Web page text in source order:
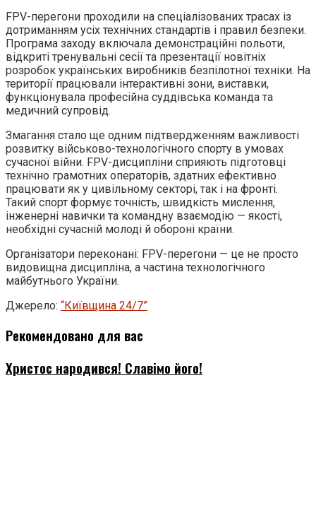
FPV-перегони проходили на спеціалізованих трасах із
дотриманням усіх технічних стандартів і правил безпеки.
Програма заходу включала демонстраційні польоти,
відкриті тренувальні сесії та презентації новітніх
розробок українських виробників безпілотної техніки. На
території працювали інтерактивні зони, виставки,
функціонувала професійна суддівська команда та
медичний супровід.
Змагання стало ще одним підтвердженням важливості
розвитку військово-технологічного спорту в умовах
сучасної війни. FPV-дисципліни сприяють підготовці
технічно грамотних операторів, здатних ефективно
працювати як у цивільному секторі, так і на фронті.
Такий спорт формує точність, швидкість мислення,
інженерні навички та командну взаємодію — якості,
необхідні сучасній молоді й обороні країни.
Організатори переконані: FPV-перегони — це не просто
видовищна дисципліна, а частина технологічного
майбутнього України.
Джерело: “Київщина 24/7”
Рекомендовано для вас
Христос народився! Славімо його!